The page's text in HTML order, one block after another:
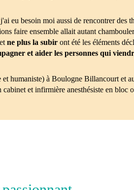
eu besoin moi aussi de rencontrer des
faire ensemble allait autant
et ne plus la subir ont été les éléments
et aider les personnes qui
humaniste) à Boulogne Billancourt et
et infirmière anesthésiste en bloc